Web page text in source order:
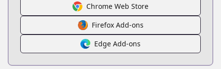
Chrome Web Store
Firefox Add-ons
Edge Add-ons